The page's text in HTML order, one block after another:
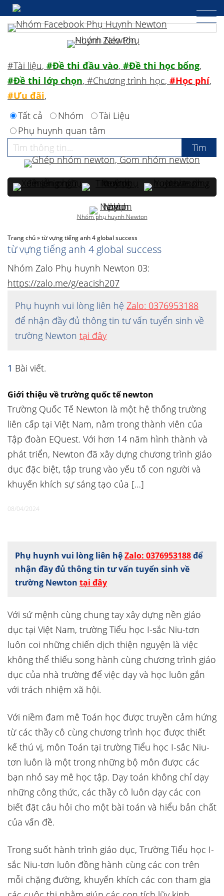
Trang chủ»từ vựng tiếng anh 4 global success
từ vựng tiếng anh 4 global success
Nhóm Zalo Phụ huynh Newton 03:
https://zalo.me/g/eacish207
Phụ huynh vui lòng liên hệ Zalo: 0376953188
để nhận đầy đủ thông tin tư vấn tuyển sinh về
trường Newton tại đây
1 Bài viết.
Giới thiệu về trường quốc tế newton
Trường Quốc Tế Newton là một hệ thống trường
liên cấp tại Việt Nam, nằm trong thành viên của
Tập đoàn EQuest. Với hơn 14 năm hình thành và
phát triển, Newton đã xây dựng chương trình giáo
dục đặc biệt, tập trung vào yếu tố con người và
khuyến khích sự sáng tạo của […]
08/04/2024
Phụ huynh vui lòng liên hệZalo: 0376953188để
nhận đầy đủ thông tin tư vấn tuyển sinh về
trường Newton tại đây
Với sứ mệnh cùng chung tay xây dựng nền giáo
dục tại Việt Nam, trường Tiểu học I-sắc Niu-tơn
luôn coi những chiến dịch thiện nguyện là việc
không thể thiếu song hành cùng chương trình giáo
dục của nhà trường để việc dạy và học luôn gắn
với trách nhiệm xã hội.
Với niềm đam mê Toán học được truyền cảm hứng
từ các thầy cô cùng chương trình học được thiết
kế thú vị, môn Toán tại trường Tiểu học I-sắc Niu-
tơn luôn là một trong những bộ môn được các
bạn nhỏ say mê học tập. Dạy toán không chỉ dạy
những công thức, các thầy cô luôn dạy các con
biết đặt câu hỏi cho một bài toán và hiểu bản chất
của vấn đề.
Trong suốt hành trình giáo dục, Trường Tiểu học I-
sắc Niu-tơn luôn đồng hành cùng các con trên
mỗi chặng đường, khuyến khích các con tham gia
#Tài liệu, #Đề thi đầu vào, #Đề thi học bổng,
#Đề thi lớp chọn, #Chương trình học, #Học phí,
#Ưu đãi,
Tất cả
Nhóm
Tài Liệu
Phụ huynh quan tâm
Nhóm phụ huynh Newton